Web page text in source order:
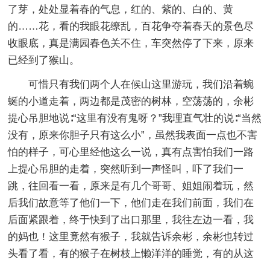
了芽，处处显着春的气息，红的、紫的、白的、黄
的……花，看的我眼花缭乱，百花争夺着春天的景色尽
收眼底，真是满园春色关不住，车突然停了下来，原来
已经到了猴山。
可惜只有我们两个人在候山这里游玩，我们沿着蜿
蜒的小道走着，两边都是茂密的树林，空荡荡的，余彬
提心吊胆地说∶“这里有没有鬼呀？”我理直气壮的说∶“当然
没有，原来你胆子只有这么小”，虽然我表面一点也不害
怕的样子，可心里经他这么一说，真有点害怕我们一路
上提心吊胆的走着，突然听到一声怪叫，吓了我们一
跳，往回看一看，原来是有几个哥哥、姐姐闹着玩，然
后我们故意等了他们一下，他们走在我们前面，我们在
后面紧跟着，终于快到了出口那里，我往左边一看，我
的妈也！这里竟然有猴子，我就告诉余彬，余彬也转过
头看了看，有的猴子在树枝上懒洋洋的睡觉，有的从这